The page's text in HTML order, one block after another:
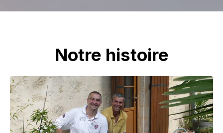
Notre histoire